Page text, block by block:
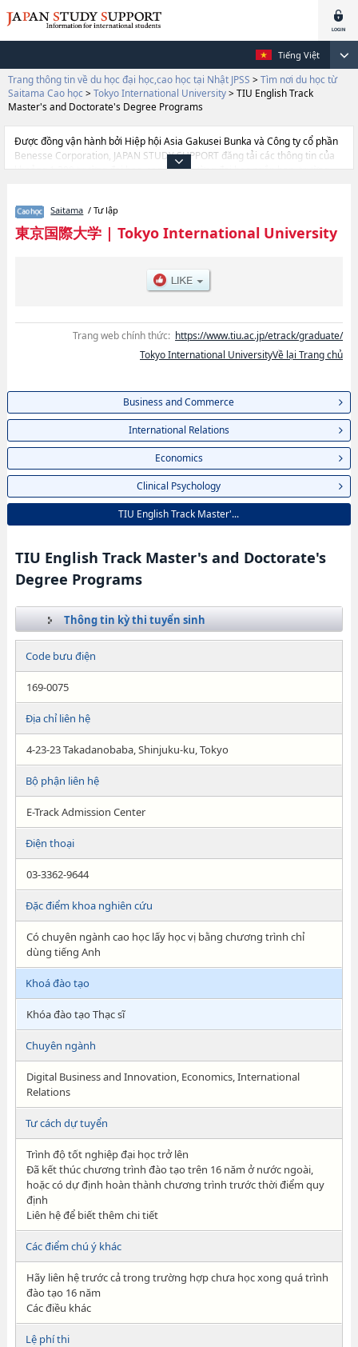
Tiếng Việt
Trang thông tin về du học đại học,cao học tại Nhật JPSS > Tìm nơi du học từ
Saitama Cao học > Tokyo International University> TIU English Track
Master's and Doctorate's Degree Programs
Được đồng vận hành bởi Hiệp hội Asia Gakusei Bunka và Công ty cổ phần
Benesse Corporation, JAPAN STUDY SUPPORT đăng tải các thông tin của
khoảng 1.300 trường đại học, cao học, trường đại học ngắn hạn, trường
thông tin cần thiết dành cho du học sinh, như là về các Business and
CommercehoặcInternational RelationshoặcEconomicshoặcClinical
PsychologyhoặcTIU English Track Master's and Doctorate's Degree
tuyển như số lượng tuyển sinh, số lượng trúng tuyển, cở sở trang thiết bị,
Saitama / Tư lập
東京国際大学| Tokyo International University
Trang web chính thức: https://www.tiu.ac.jp/etrack/graduate/
Tokyo International UniversityVề lại Trang chủ
Business and Commerce
International Relations
Economics
Clinical Psychology
TIU English Track Master'...
TIU English Track Master's and Doctorate's
Degree Programs
Thông tin kỳ thi tuyển sinh
Code bưu điện
169-0075
Địa chỉ liên hệ
4-23-23 Takadanobaba, Shinjuku-ku, Tokyo
Bộ phận liên hệ
E-Track Admission Center
Điện thoại
03-3362-9644
Đặc điểm khoa nghiên cứu
Có chuyên ngành cao học lấy học vị bằng chương trình chỉ
dùng tiếng Anh
Khoá đào tạo
Khóa đào tạo Thạc sĩ
Chuyên ngành
Digital Business and Innovation, Economics, International
Relations
Tư cách dự tuyển
Trình độ tốt nghiệp đại học trở lên
Đã kết thúc chương trình đào tạo trên 16 năm ở nước ngoài,
hoặc có dự định hoàn thành chương trình trước thời điểm quy
định
Liên hệ để biết thêm chi tiết
Các điểm chú ý khác
Hãy liên hệ trước cả trong trường hợp chưa học xong quá trình
đào tạo 16 năm
Các điều khác
Lệ phí thi